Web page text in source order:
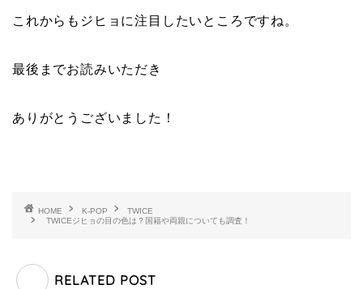
これからもジヒョに注目したいところですね。
最後までお読みいただき
ありがとうございました！
HOME K-POP
TWICE
TWICEジヒョの目の色は？国籍や両親についても調査！
RELATED POST